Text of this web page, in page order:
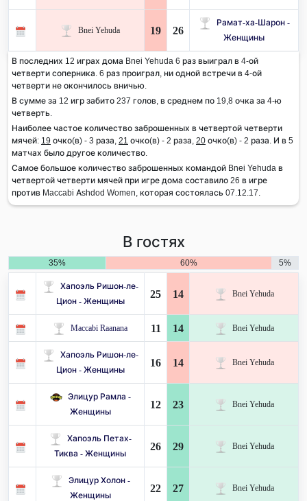
Bnei Yehuda 19 26
Рамат-ха-Шарон -
Женщины
В последних 12 играх дома Bnei Yehuda 6 раз выиграл в 4-ой
четверти соперника. 6 раз проиграл, ни одной встречи в 4-ой
четверти не окончилось вничью.
В сумме за 12 игр забито 237 голов, в среднем по 19,8 очка за 4-ю
четверть.
Наиболее частое количество заброшенных в четвертой четверти
мячей: 19 очко(в) - 3 раза, 21 очко(в) - 2 раза, 20 очко(в) - 2 раза. И в 5
матчах было другое количество.
Самое большое количество заброшенных командой Bnei Yehuda в
четвертой четверти мячей при игре дома составило 26 в игре
против Maccabi Ashdod Women, которая состоялась 07.12.17.
В гостях
35% 60% 5%
Хапоэль Ришон-ле-
Цион - Женщины
25 14 Bnei Yehuda
Maccabi Raanana 11 14 Bnei Yehuda
Хапоэль Ришон-ле-
Цион - Женщины
16 14 Bnei Yehuda
Элицур Рамла -
Женщины
12 23 Bnei Yehuda
Хапоэль Петах-
Тиква - Женщины
26 29 Bnei Yehuda
Элицур Холон -
Женщины
22 27 Bnei Yehuda